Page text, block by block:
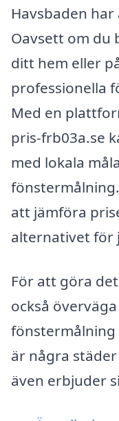
Havsbaden
Oavsett om du
ditt hem eller
professionella
Med en
pris-frb03a.se
med lokala
att jämföra
alternativet för
För att göra
också
fönstermålning
är några
även erbjuder